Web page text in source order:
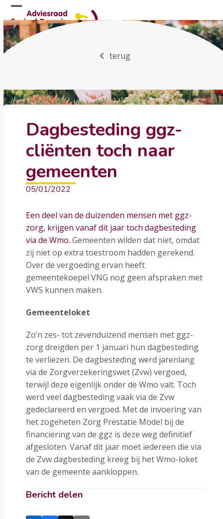
Skip
to
content
Open
mobile
menu
Close
mobile
menu
terug
Dagbesteding ggz-
cliënten toch naar
gemeenten
05/01/2022
Een deel van de duizenden mensen met ggz-
zorg, krijgen vanaf dit jaar toch dagbesteding
via de Wmo. Gemeenten wilden dat niet, omdat
zij niet op extra toestroom hadden gerekend.
Over de vergoeding ervan heeft
gemeentekoepel VNG nog geen afspraken met
VWS kunnen maken.
Gemeenteloket
Zo’n zes- tot zevenduizend mensen met ggz-
zorg dreigden per 1 januari hun dagbesteding
te verliezen. De dagbesteding werd jarenlang
via de Zorgverzekeringswet (Zvw) vergoed,
terwijl deze eigenlijk onder de Wmo valt. Toch
werd veel dagbesteding vaak via de Zvw
gedeclareerd en vergoed. Met de invoering van
het zogeheten Zorg Prestatie Model bij de
financiering van de ggz is deze weg definitief
afgesloten. Vanaf dit jaar moet iedereen die via
de Zvw dagbesteding kreeg bij het Wmo-loket
van de gemeente aankloppen.
Bericht delen